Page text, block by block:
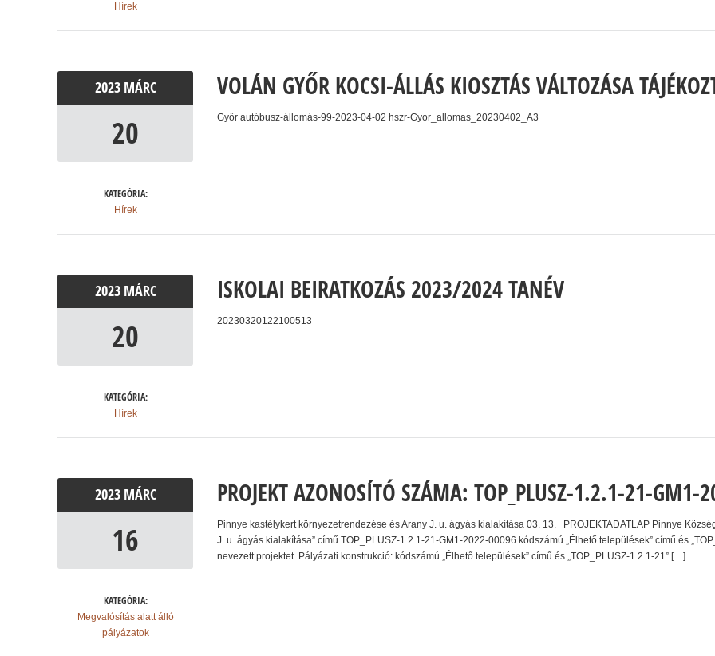
Hírek
2023 MÁRC
20
KATEGÓRIA:
Hírek
VOLÁN GYŐR KOCSI-ÁLLÁS KIOSZTÁS VÁLTOZÁSA
Győr autóbusz-állomás-99-2023-04-02 hszr-Gyor_allomas_20230402_A3
2023 MÁRC
20
KATEGÓRIA:
Hírek
ISKOLAI BEIRATKOZÁS 2023/2024 TANÉV
20230320122100513
2023 MÁRC
16
KATEGÓRIA:
Megvalósítás alatt álló
pályázatok
PROJEKT AZONOSÍTÓ SZÁMA: TOP_PLUSZ-1.2.1-21-GM1-
Pinnye kastélykert környezetrendezése és Arany J. u. ágyás kialakítása 03. 13. PROJEKTADATLAP Pinnye
J. u. ágyás kialakítása” című TOP_PLUSZ-1.2.1-21-GM1-2022-00096 kódszámú „Élhető települések” című és
nevezett projektet. Pályázati konstrukció: kódszámú „Élhető települések” című és „TOP_PLUSZ-1.2.1-21” […]